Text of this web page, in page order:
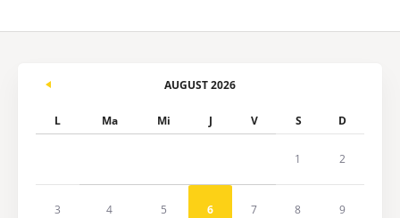
AUGUST 2026
L Ma Mi J V S D
1 2
3 4 5 6 7 8 9